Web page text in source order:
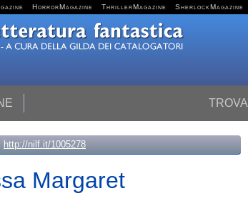
HorrorMagazine ThrillerMagazine SherlockMagazine
TROVA
http://nilf.it/1005278
Margaret